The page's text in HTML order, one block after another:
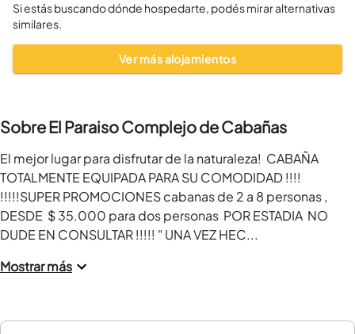
Si estás buscando dónde hospedarte, podés mirar alternativas
similares.
Ver más alojamientos
Sobre El Paraiso Complejo de Cabañas
El mejor lugar para disfrutar de la naturaleza!  CABAÑA
TOTALMENTE EQUIPADA PARA SU COMODIDAD !!!!
!!!!!SUPER PROMOCIONES cabanas de 2 a 8 personas ,
DESDE  $ 35.000 para dos personas  POR ESTADIA  NO
DUDE EN CONSULTAR !!!!! " UNA VEZ HEC...
Mostrar más